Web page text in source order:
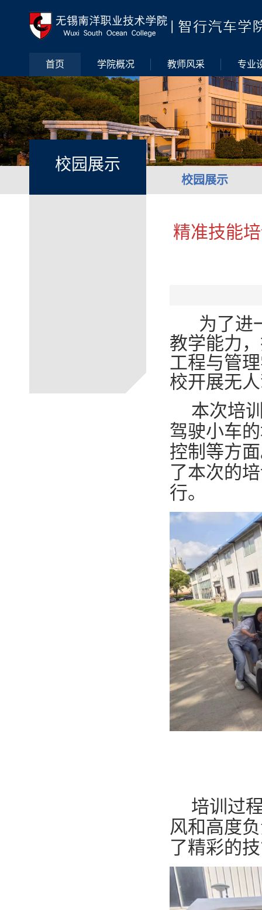
首页 学院概况 教师风采 专业
校园展示
校园展示
精准技能
为了进
教学能力
工程与管
校开展无
本次培
驾驶小车
控制等方
了本次的
行。
培训过
风和高度
了精彩的